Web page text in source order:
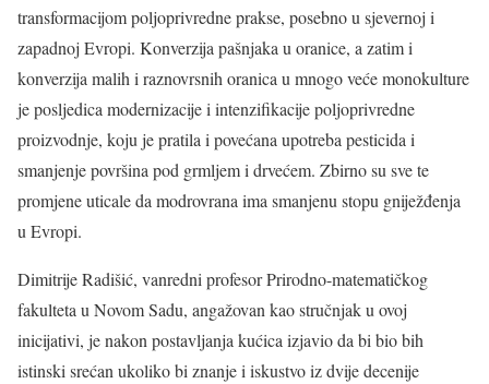
transformacijom poljoprivredne prakse, posebno u sjevernoj i
zapadnoj Evropi. Konverzija pašnjaka u oranice, a zatim i
konverzija malih i raznovrsnih oranica u mnogo veće monokulture
je posljedica modernizacije i intenzifikacije poljoprivredne
proizvodnje, koju je pratila i povećana upotreba pesticida i
smanjenje površina pod grmljem i drvećem. Zbirno su sve te
promjene uticale da modrovrana ima smanjenu stopu gniježđenja
u Evropi.
Dimitrije Radišić, vanredni profesor Prirodno-matematičkog
fakulteta u Novom Sadu, angažovan kao stručnjak u ovoj
inicijativi, je nakon postavljanja kućica izjavio da bi bio bih
istinski srećan ukoliko bi znanje i iskustvo iz dvije decenije